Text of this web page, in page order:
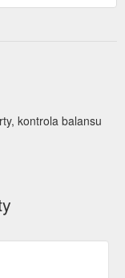
kontrola balansu